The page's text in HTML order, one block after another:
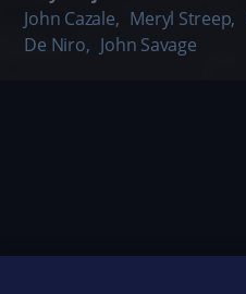
John Cazale, Meryl Streep,
De Niro, John Savage